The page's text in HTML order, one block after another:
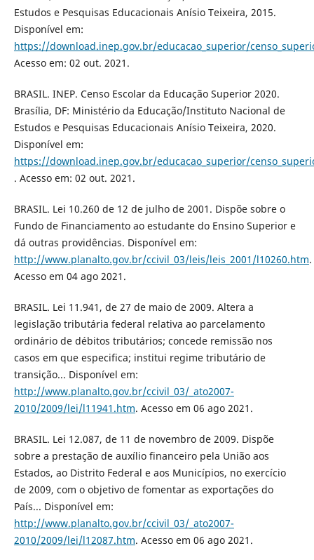
Estudos e Pesquisas Educacionais Anísio Teixeira, 2015.
Disponível em:
https://download.inep.gov.br/educacao_superior/
Acesso em: 02 out. 2021.
BRASIL. INEP. Censo Escolar da Educação Superior 2020.
Brasília, DF: Ministério da Educação/Instituto Nacional de
Estudos e Pesquisas Educacionais Anísio Teixeira, 2020.
Disponível em:
https://download.inep.gov.br/educacao_superior/
. Acesso em: 02 out. 2021.
BRASIL. Lei 10.260 de 12 de julho de 2001. Dispõe sobre o
Fundo de Financiamento ao estudante do Ensino Superior e
dá outras providências. Disponível em:
http://www.planalto.gov.br/ccivil_03/leis/leis_2001/l10260.htm.
Acesso em 04 ago 2021.
BRASIL. Lei 11.941, de 27 de maio de 2009. Altera a
legislação tributária federal relativa ao parcelamento
ordinário de débitos tributários; concede remissão nos
casos em que especifica; institui regime tributário de
transição... Disponível em:
http://www.planalto.gov.br/ccivil_03/_ato2007-
2010/2009/lei/l11941.htm. Acesso em 06 ago 2021.
BRASIL. Lei 12.087, de 11 de novembro de 2009. Dispõe
sobre a prestação de auxílio financeiro pela União aos
Estados, ao Distrito Federal e aos Municípios, no exercício
de 2009, com o objetivo de fomentar as exportações do
País... Disponível em:
http://www.planalto.gov.br/ccivil_03/_ato2007-
2010/2009/lei/l12087.htm. Acesso em 06 ago 2021.